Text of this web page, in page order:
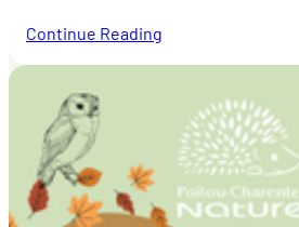
Continue Reading